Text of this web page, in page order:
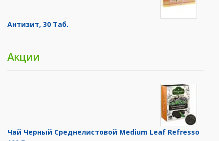
Антизит, 30 Таб.
Акции
Чай Черный Среднелистовой Medium Leaf Refresso